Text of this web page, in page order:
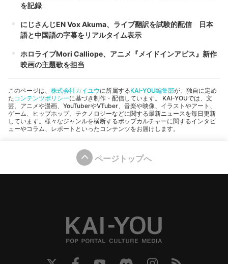
を記録
にじさんじEN Vox Akuma、ライブ翻訳を試験的配信 日本
語と中国語の字幕をリアルタイム表示
ホロライブMori Calliope、アニメ『メイドインアビス』新作
映画の主題歌を担当
このページは、 株式会社カイユウに所属するKAI-YOU編集部が、独自に定め
た コンテンツポリシーに基づき制作・配信しています。 KAI-YOUでは、文
芸、アニメや漫画、YouTuberやVTuber、音楽や映像、イラストやアート、
ゲーム、ヒップホップ、テクノロジーなどに関する最新ニュースを毎日更新
しています。様々なジャンルを横断するポップカルチャーに関するインタビ
ューやコラム、レポートといったコンテンツをお届けします。
ページトップへ